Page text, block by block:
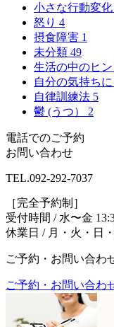
小さな行動変
怒り 4
摂食障害 1
未分類 49
生活の中のヒン
自分の気持ち
自律訓練法 5
鬱 (うつ） 2
電話でのご予約
お問い合わせ
TEL.092-292-7037
［完全予約制］
受付時間 / 水〜金
休業日 / 月・火・日
ご予約・お問い合わ
ご予約・お問い合わ